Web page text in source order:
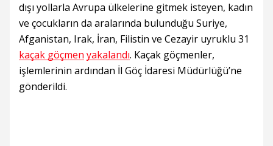
dışı yollarla Avrupa ülkelerine gitmek isteyen, kadın
ve çocukların da aralarında bulunduğu Suriye,
Afganistan, Irak, İran, Filistin ve Cezayir uyruklu 31
kaçak göçmen yakalandı. Kaçak göçmenler,
işlemlerinin ardından İl Göç İdaresi Müdürlüğü’ne
gönderildi.